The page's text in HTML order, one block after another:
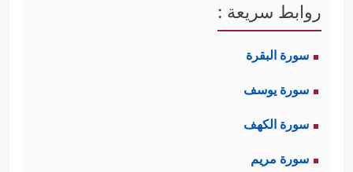
روابط سريعة :
سورة البقرة
سورة يوسف
سورة الكهف
سورة مريم